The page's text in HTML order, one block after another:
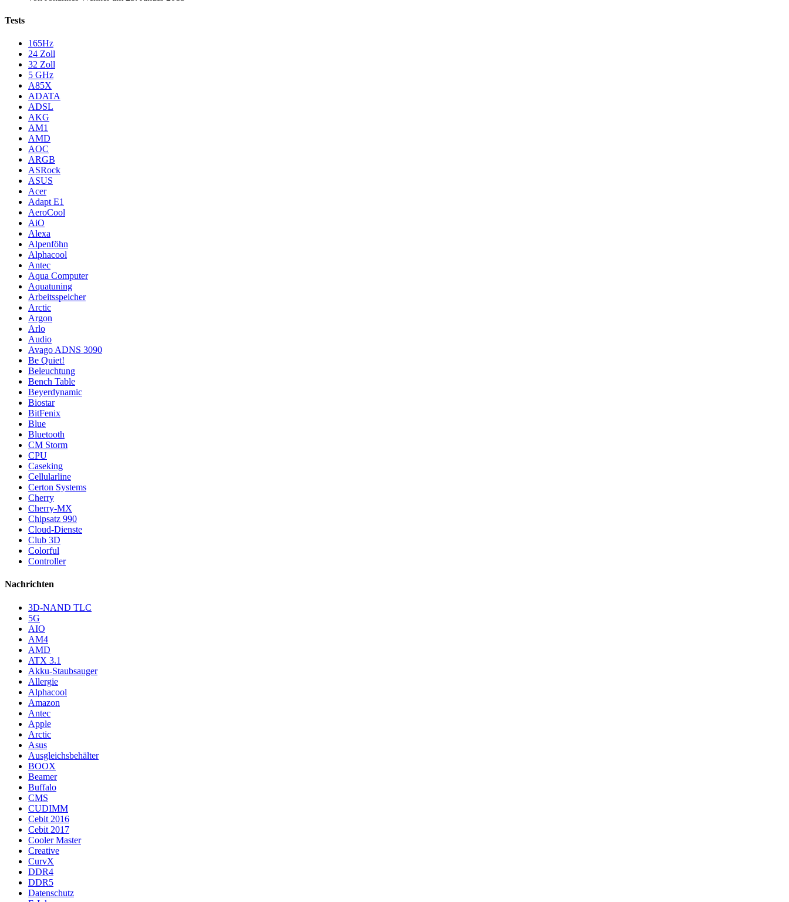
Tests
165Hz
24 Zoll
32 Zoll
5 GHz
A85X
ADATA
ADSL
AKG
AM1
AMD
AOC
ARGB
ASRock
ASUS
Acer
Adapt E1
AeroCool
AiO
Alexa
Alpenföhn
Alphacool
Antec
Aqua Computer
Aquatuning
Arbeitsspeicher
Arctic
Argon
Arlo
Audio
Avago ADNS 3090
Be Quiet!
Beleuchtung
Bench Table
Beyerdynamic
Biostar
BitFenix
Blue
Bluetooth
CM Storm
CPU
Caseking
Cellularline
Certon Systems
Cherry
Cherry-MX
Chipsatz 990
Cloud-Dienste
Club 3D
Colorful
Controller
Nachrichten
3D-NAND TLC
5G
AIO
AM4
AMD
ATX 3.1
Akku-Staubsauger
Allergie
Alphacool
Amazon
Antec
Apple
Arctic
Asus
Ausgleichsbehälter
BOOX
Beamer
Buffalo
CMS
CUDIMM
Cebit 2016
Cebit 2017
Cooler Master
Creative
CurvX
DDR4
DDR5
Datenschutz